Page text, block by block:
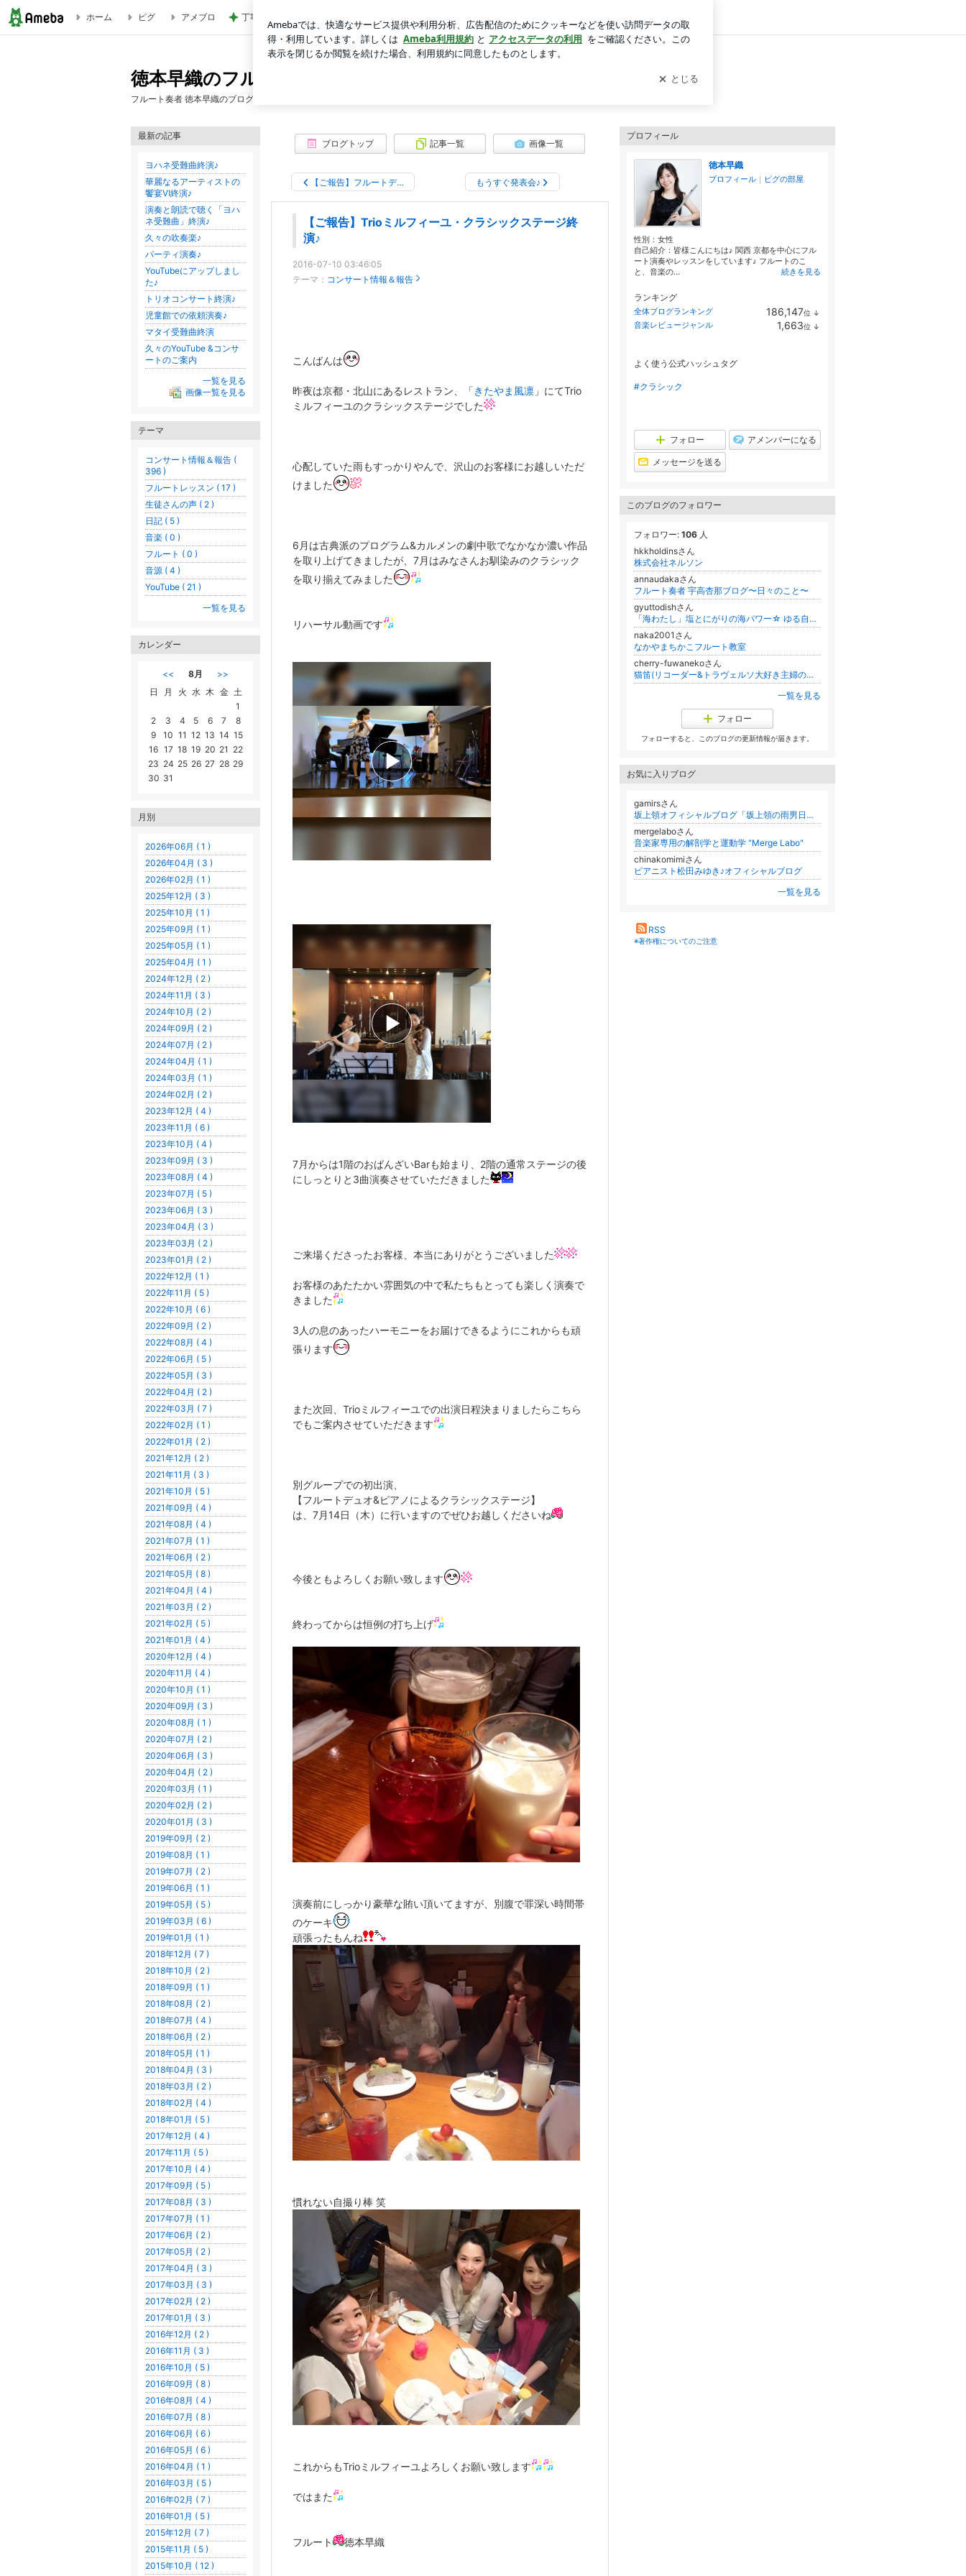
【ご報告】Trioミルフィーユ・クラシックステージ終演♪ | 徳本早織のフルート日記♪
ホーム ピグ アメブロ 丁寧な暮らしの自分なりの考え方 ログイン
徳本早織のフルート日記♪
フルート奏者 徳本早織のブログです。
ブログトップ 記事一覧 画像一覧
【ご報告】フルートデ… もうすぐ発表会♪
【ご報告】Trioミルフィーユ・クラシックステージ終
演♪
2016-07-10 03:46:05
テーマ： コンサート情報＆報告
こんばんは
昨夜は京都・北山にあるレストラン、「きたやま風凛 」にてTrio
ミルフィーユのクラシックステージでした
心配していた雨もすっかりやんで、沢山のお客様にお越しいただ
けました
6月は古典派のプログラム&カルメンの劇中歌でなかなか濃い作品
を取り上げてきましたが、7月はみなさんお馴染みのクラシック
を取り揃えてみました
リハーサル動画です
7月からは1階のおばんざいBarも始まり、2階の通常ステージの後
にしっとりと3曲演奏させていただきました
ご来場くださったお客様、本当にありがとうございました
お客様のあたたかい雰囲気の中で私たちもとっても楽しく演奏で
きました
3人の息のあったハーモニーをお届けできるようにこれからも頑
張ります
また次回、Trioミルフィーユでの出演日程決まりましたらこちら
でもご案内させていただきます
別グループでの初出演、
【フルートデュオ&ピアノによるクラシックステージ】
は、7月14日（木）に行いますのでぜひお越しくださいね
今後ともよろしくお願い致します
終わってからは恒例の打ち上げ
演奏前にしっかり豪華な賄い頂いてますが、別腹で罪深い時間帯
のケーキ
頑張ったもんね
慣れない自撮り棒 笑
これからもTrioミルフィーユよろしくお願い致します
ではまた
フルート 徳本早織
プロフィール
徳本早織
プロフィール ｜ ピグの部屋
性別： 女性
自己紹介：皆様こんにちは♪ 関西 京都を中心にフル
ート演奏やレッスンをしています♪ フルートのこ
と、音楽の...
続きを見る
ランキング
全体ブログランキング 186,147位 ↓
音楽レビュージャンル 1,663位 ↓
よく使う公式ハッシュタグ
#クラシック
フォロー アメンバーになる
メッセージを送る
このブログのフォロワー
フォロワー: 106 人
hkkholdinsさん
株式会社ネルソン
annaudakaさん
フルート奏者 宇高杏那ブログ〜日々のこと〜
gyuttodishさん
「海わたし」塩とにがりの海パワー☆ ゆる自然派の健康ライフ♪
naka2001さん
なかやまちかこフルート教室
cherry-fuwanekoさん
猫笛(リコーダー&トラヴェルソ大好き主婦の糖尿病&卵巣癌闘病日記)
一覧を見る
フォロー
フォローすると、このブログの更新情報が届きます。
お気に入りブログ
gamirsさん
坂上領オフィシャルブログ「坂上領の雨男日記」Powered by Ameba
mergelaboさん
音楽家専用の解剖学と運動学 "Merge Labo"
chinakomimiさん
ピアニスト松田みゆき♪オフィシャルブログ
一覧を見る
RSS
※著作権についてのご注意
最新の記事
ヨハネ受難曲終演♪
華麗なるアーティストの
饗宴Ⅵ終演♪
演奏と朗読で聴く「ヨハ
ネ受難曲」終演♪
久々の吹奏楽♪
パーティ演奏♪
YouTubeにアップしまし
た♪
トリオコンサート終演♪
児童館での依頼演奏♪
マタイ受難曲終演
久々のYouTube &コンサ
ートのご案内
一覧を見る
画像一覧を見る
テーマ
コンサート情報＆報告 (
396 )
フルートレッスン ( 17 )
生徒さんの声 ( 2 )
日記 ( 5 )
音楽 ( 0 )
フルート ( 0 )
音源 ( 4 )
YouTube ( 21 )
一覧を見る
カレンダー
<< 8月
>>
日
月 火 水 木 金 土
1
2
3 4 5 6 7
8
9
10 11 12 13 14 15
16 17 18 19 20 21 22
23 24 25 26 27 28 29
30 31
月別
2026年06月 ( 1 )
2026年04月 ( 3 )
2026年02月 ( 1 )
2025年12月 ( 3 )
2025年10月 ( 1 )
2025年09月 ( 1 )
2025年05月 ( 1 )
2025年04月 ( 1 )
2024年12月 ( 2 )
2024年11月 ( 3 )
2024年10月 ( 2 )
2024年09月 ( 2 )
2024年07月 ( 2 )
2024年04月 ( 1 )
2024年03月 ( 1 )
2024年02月 ( 2 )
2023年12月 ( 4 )
2023年11月 ( 6 )
2023年10月 ( 4 )
2023年09月 ( 3 )
2023年08月 ( 4 )
2023年07月 ( 5 )
2023年06月 ( 3 )
2023年04月 ( 3 )
2023年03月 ( 2 )
2023年01月 ( 2 )
2022年12月 ( 1 )
2022年11月 ( 5 )
2022年10月 ( 6 )
2022年09月 ( 2 )
2022年08月 ( 4 )
2022年06月 ( 5 )
2022年05月 ( 3 )
2022年04月 ( 2 )
2022年03月 ( 7 )
2022年02月 ( 1 )
2022年01月 ( 2 )
2021年12月 ( 2 )
2021年11月 ( 3 )
2021年10月 ( 5 )
2021年09月 ( 4 )
2021年08月 ( 4 )
2021年07月 ( 1 )
2021年06月 ( 2 )
2021年05月 ( 8 )
2021年04月 ( 4 )
2021年03月 ( 2 )
2021年02月 ( 5 )
2021年01月 ( 4 )
2020年12月 ( 4 )
2020年11月 ( 4 )
2020年10月 ( 1 )
2020年09月 ( 3 )
2020年08月 ( 1 )
2020年07月 ( 2 )
2020年06月 ( 3 )
2020年04月 ( 2 )
2020年03月 ( 1 )
2020年02月 ( 2 )
2020年01月 ( 3 )
2019年09月 ( 2 )
2019年08月 ( 1 )
2019年07月 ( 2 )
2019年06月 ( 1 )
2019年05月 ( 5 )
2019年03月 ( 6 )
2019年01月 ( 1 )
2018年12月 ( 7 )
2018年10月 ( 2 )
2018年09月 ( 1 )
2018年08月 ( 2 )
2018年07月 ( 4 )
2018年06月 ( 2 )
2018年05月 ( 1 )
2018年04月 ( 3 )
2018年03月 ( 2 )
2018年02月 ( 4 )
2018年01月 ( 5 )
2017年12月 ( 4 )
2017年11月 ( 5 )
2017年10月 ( 4 )
2017年09月 ( 5 )
2017年08月 ( 3 )
2017年07月 ( 1 )
2017年06月 ( 2 )
2017年05月 ( 2 )
2017年04月 ( 3 )
2017年03月 ( 3 )
2017年02月 ( 2 )
2017年01月 ( 3 )
2016年12月 ( 2 )
2016年11月 ( 3 )
2016年10月 ( 5 )
2016年09月 ( 8 )
2016年08月 ( 4 )
2016年07月 ( 8 )
2016年06月 ( 6 )
2016年05月 ( 6 )
2016年04月 ( 1 )
2016年03月 ( 5 )
2016年02月 ( 7 )
2016年01月 ( 5 )
2015年12月 ( 7 )
2015年11月 ( 5 )
2015年10月 ( 12 )